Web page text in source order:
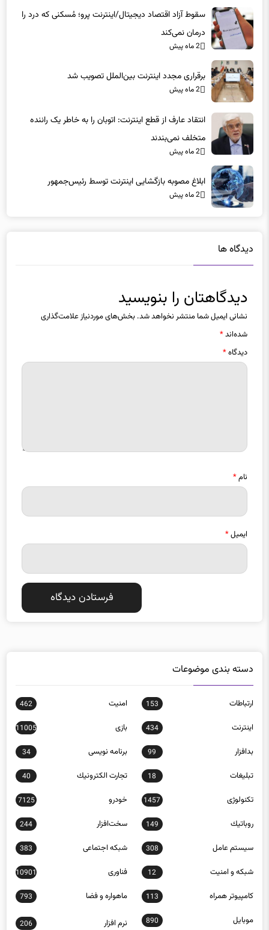
سقوط آزاد اقتصاد دیجیتال/اینترنت پرو؛ مُسکنی که درد را
درمان نمی‌کند
2 ماه پیش
برقراری مجدد اینترنت بین‌الملل تصویب شد
2 ماه پیش
انتقاد عارف از قطع اینترنت: اتوبان را به خاطر یک راننده
متخلف نمی‌بندند
2 ماه پیش
ابلاغ مصوبه بازگشایی اینترنت توسط رئیس‌جمهور
2 ماه پیش
دیدگاه ها
دیدگاهتان را بنویسید
نشانی ایمیل شما منتشر نخواهد شد. بخش‌های موردنیاز علامت‌گذاری
شده‌اند*
دیدگاه*
نام*
ایمیل*
دسته بندی موضوعات
ارتباطات 153 امنيت 462
اينترنت 434 بازی 11005
بدافزار 99 برنامه نويسی 34
تبلیغات 18 تجارت الكترونيك 40
تکنولوژی 1457 خودرو 7125
روباتيك 149 سخت‌افزار 244
سيستم عامل 308 شبكه اجتماعی 383
شبكه و امنيت 12 فناوری 10901
كامپيوتر همراه 113 ماهواره و فضا 793
موبايل 890 نرم افزار 206